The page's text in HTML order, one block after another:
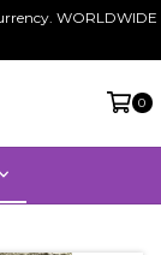
WORLDWIDE
0